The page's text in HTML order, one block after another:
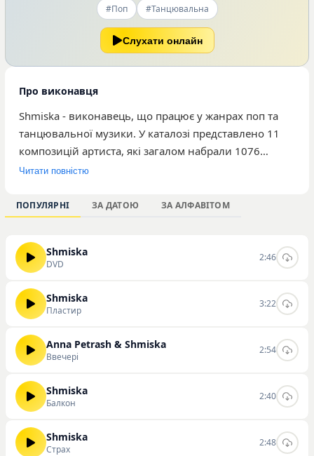
#Поп #Танцювальна
Слухати онлайн
Про виконавця
Shmiska - виконавець, що працює у жанрах поп та
танцювальної музики. У каталозі представлено 11
композицій артиста, які загалом набрали 1076
прослуховувань на сайті. До найбільш популярних
«DVD», «Балкон» та «Ввечері». Музика виконавця
орієнтована на широку аудиторію, яка надає
аранжуванням. Творчість артиста вирізняється
акцентом на танцювальному звучанні, що робить
його композиції актуальними для повсякденного
прослуховування. Ознайомитися з повною
ви можете на нашому сайті.
Читати повністю
ПОПУЛЯРНІ ЗА ДАТОЮ ЗА АЛФАВІТОМ
Shmiska
DVD
2:46
Shmiska
Пластир
3:22
Anna Petrash & Shmiska
Ввечері
2:54
Shmiska
Балкон
2:40
Shmiska
Страх
2:48